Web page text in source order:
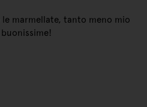
marmellate, tanto meno mio